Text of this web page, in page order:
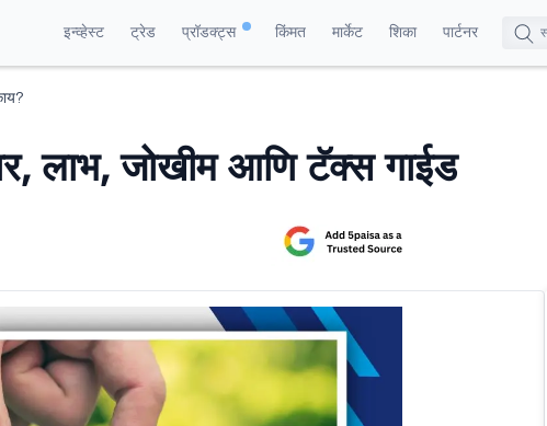
इन्व्हेस्ट ट्रेड प्रॉडक्ट्स किंमत मार्केट शिका पार्टनर
लाभ, जोखीम आणि टॅक्स गाईड